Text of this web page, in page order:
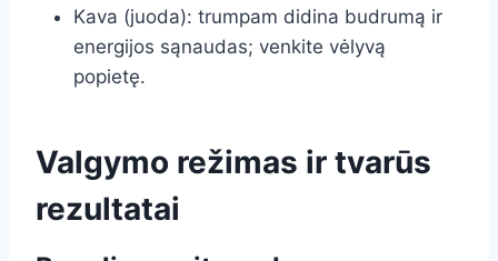
Kava (juoda): trumpam didina budrumą ir
energijos sąnaudas; venkite vėlyvą
popietę.
Valgymo režimas ir tvarūs
rezultatai